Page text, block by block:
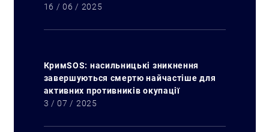
Искать:
16 / 06 / 2025
КримSOS: насильницькі зникнення
завершуються смертю найчастіше для
активних противників окупації
3 / 07 / 2025